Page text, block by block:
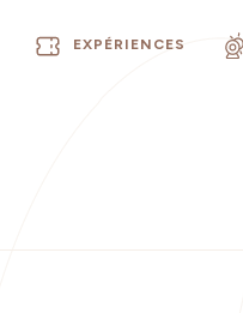
EXPÉRIENCES